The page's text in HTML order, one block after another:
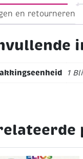
en retourneren
1